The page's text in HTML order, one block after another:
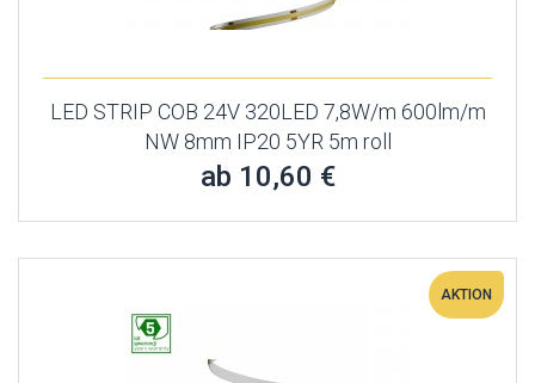
LED STRIP COB 24V 320LED 7,8W/m 600lm/m
NW 8mm IP20 5YR 5m roll
ab 10,60 €
AKTION